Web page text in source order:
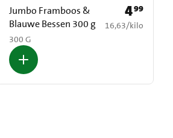
Jumbo Framboos &
Blauwe Bessen 300 g
300 G
Prijs: € 4,99
499
€ 16,63 per kilo
16,63/kilo